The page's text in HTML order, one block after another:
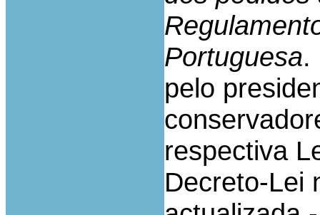
Portuguesa.
pelo
respectiva
Decreto-Lei